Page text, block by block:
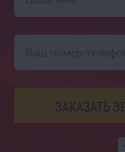
ЗАКАЗАТЬ